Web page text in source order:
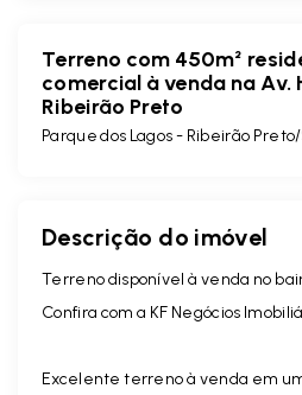
Terreno com 450m²
comercial à venda na Av.
Ribeirão Preto
Parque dos Lagos - Ribeirão
Descrição do imóvel
Terreno disponível à venda no
Confira com a KF Negócios
Excelente terreno à venda em